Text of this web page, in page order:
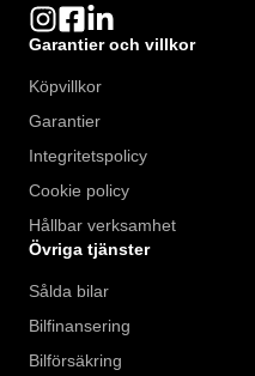
Garantier och villkor
Köpvillkor
Garantier
Integritetspolicy
Cookie policy
Hållbar verksamhet
Övriga tjänster
Sålda bilar
Bilfinansering
Bilförsäkring